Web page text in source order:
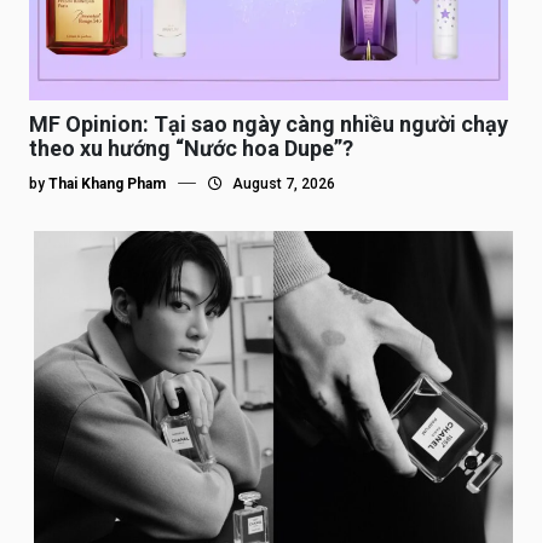
MF Opinion: Tại sao ngày càng nhiều người chạy
theo xu hướng “Nước hoa Dupe”?
by Thai Khang Pham August 7, 2026